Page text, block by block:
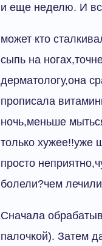
и еще неделю. И
может кто
сыпь на
дерматологу,она
прописала
ночь,меньше
только хужее!!уже
просто
болели?чем
Сначала
палочкой). Затем